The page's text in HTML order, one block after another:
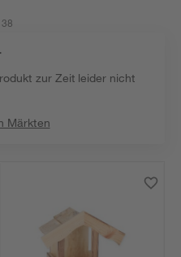
zur Zeit leider nicht
Märkten